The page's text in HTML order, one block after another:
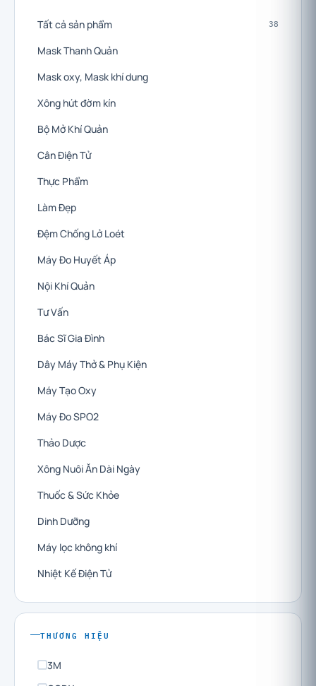
Tất cả sản phẩm 38
Mask Thanh Quản
Mask oxy, Mask khí dung
Xông hút đờm kín
Bộ Mở Khí Quản
Cân Điện Tử
Thực Phẩm
Làm Đẹp
Đệm Chống Lở Loét
Máy Đo Huyết Áp
Nội Khí Quản
Tư Vấn
Bác Sĩ Gia Đình
Dây Máy Thở & Phụ Kiện
Máy Tạo Oxy
Máy Đo SPO2
Thảo Dược
Xông Nuôi Ăn Dài Ngày
Thuốc & Sức Khỏe
Dinh Dưỡng
Máy lọc không khí
Nhiệt Kế Điện Tử
THƯƠNG HIỆU
3M